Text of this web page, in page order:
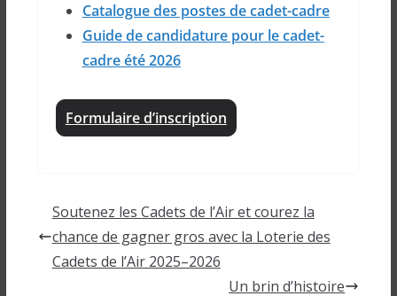
Catalogue des postes de cadet-cadre
Guide de candidature pour le cadet-
cadre été 2026
Formulaire d’inscription
Soutenez les Cadets de l’Air et courez la
chance de gagner gros avec la Loterie des
Cadets de l’Air 2025–2026
Un brin d’histoire